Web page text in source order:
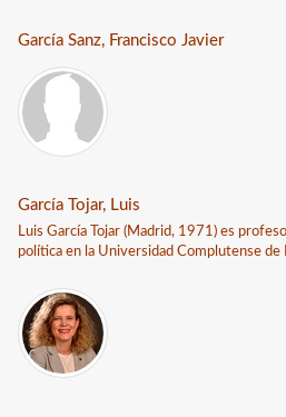
García Sanz, Francisco Javier
García Tojar, Luis
Luis García Tojar (Madrid, 1971) es
política en la Universidad Complutense de